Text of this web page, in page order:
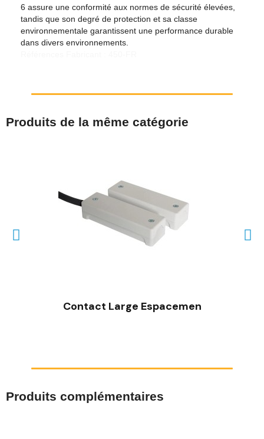
6 assure une conformité aux normes de sécurité élevées,
tandis que son degré de protection et sa classe
environnementale garantissent une performance durable
dans divers environnements.
Produits de la même catégorie
Contact Large Espacemen
Produits complémentaires